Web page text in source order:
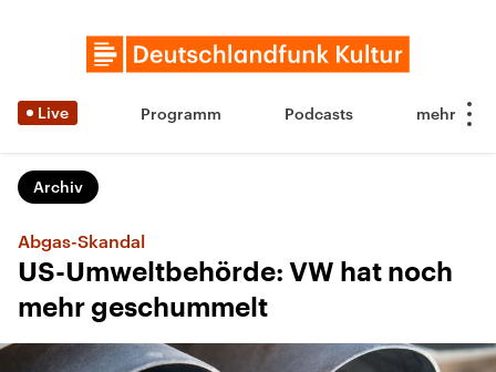
Live Programm Podcasts
Archiv
Abgas-Skandal
US-Umweltbehörde: VW hat noch
mehr geschummelt